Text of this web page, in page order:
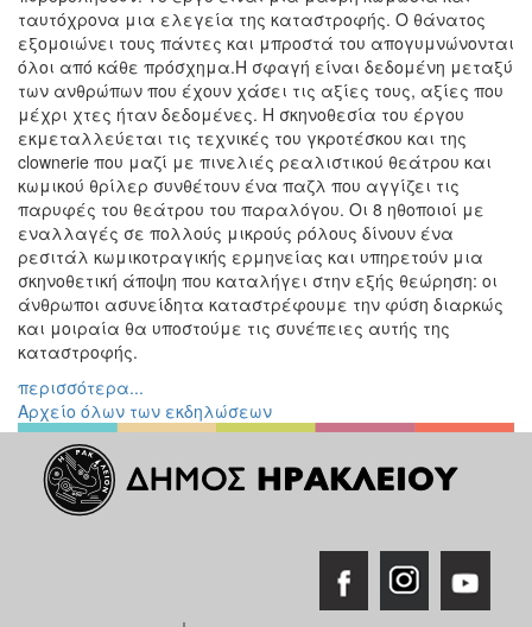
ταυτόχρονα μια ελεγεία της καταστροφής. Ο θάνατος
εξομοιώνει τους πάντες και μπροστά του απογυμνώνονται
όλοι από κάθε πρόσχημα.Η σφαγή είναι δεδομένη μεταξύ
των ανθρώπων που έχουν χάσει τις αξίες τους, αξίες που
μέχρι χτες ήταν δεδομένες. Η σκηνοθεσία του έργου
εκμεταλλεύεται τις τεχνικές του γκροτέσκου και της
clownerie που μαζί με πινελιές ρεαλιστικού θεάτρου και
κωμικού θρίλερ συνθέτουν ένα παζλ που αγγίζει τις
παρυφές του θεάτρου του παραλόγου. Οι 8 ηθοποιοί με
εναλλαγές σε πολλούς μικρούς ρόλους δίνουν ένα
ρεσιτάλ κωμικοτραγικής ερμηνείας και υπηρετούν μια
σκηνοθετική άποψη που καταλήγει στην εξής θεώρηση: οι
άνθρωποι ασυνείδητα καταστρέφουμε την φύση διαρκώς
και μοιραία θα υποστούμε τις συνέπειες αυτής της
καταστροφής.
περισσότερα...
Αρχείο όλων των εκδηλώσεων